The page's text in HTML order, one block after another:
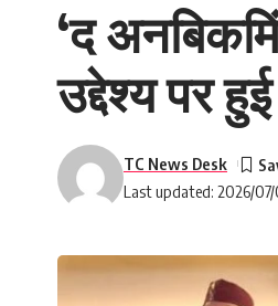
‘द
उद्देश्य पर
Last updated: 2026/
TC News Desk